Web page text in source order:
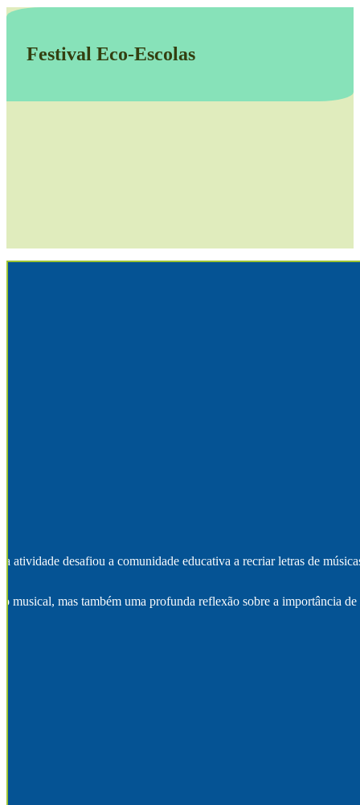
Festival Eco-Escolas
desafiou a comunidade educativa a recriar letras de
mas também uma profunda reflexão sobre a importância